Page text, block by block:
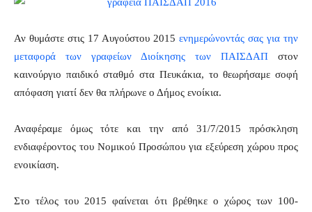
Αν θυμάστε στις 17 Αυγούστου 2015 ενημερώνοντάς σας για την
μεταφορά των γραφείων Διοίκησης των ΠΑΙΣΔΑΠ στον
καινούργιο παιδικό σταθμό στα Πευκάκια, το θεωρήσαμε σοφή
απόφαση γιατί δεν θα πλήρωνε ο Δήμος ενοίκια.
Αναφέραμε όμως τότε και την από 31/7/2015 πρόσκληση
ενδιαφέροντος του Νομικού Προσώπου για εξεύρεση χώρου προς
ενοικίαση.
Στο τέλος του 2015 φαίνεται ότι βρέθηκε ο χώρος των 100-